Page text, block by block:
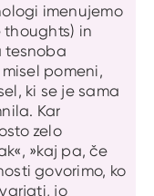
imenujemo
thoughts) in
tesnoba
pomeni,
ki se je sama
Kar
zelo
»kaj pa, če
govorimo, ko
jo